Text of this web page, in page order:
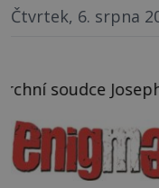
Čtvrtek, 6. srpna
F. Crater se 6.